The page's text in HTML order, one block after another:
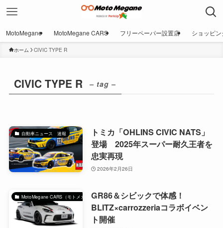
MotoMegane MotoMegane CARS フリーペーパー設置店 ショッピン
ホーム CIVIC TYPE R
CIVIC TYPE R – tag –
自動車ニュース 速報
トミカ「OHLINS CIVIC NATS」
登場 2025年スーパー耐久王者を
忠実再現
2026年2月26日
MotoMegane CARS（モトメガネカーズ）｜自動車マガジン
GR86＆シビックで体感！
BLITZ×carrozzeriaコラボイベン
ト開催